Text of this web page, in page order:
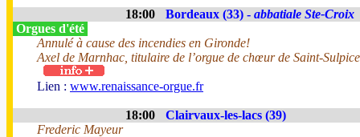
18:00 Bordeaux (33) - abbatiale Ste-Croix
Orgues d'été
Annulé à cause des incendies en Gironde!
Axel de Marnhac, titulaire de l’orgue de chœur de Saint-
Lien : www.renaissance-orgue.fr
18:00
Clairvaux-les-lacs (39)
Frederic Mayeur